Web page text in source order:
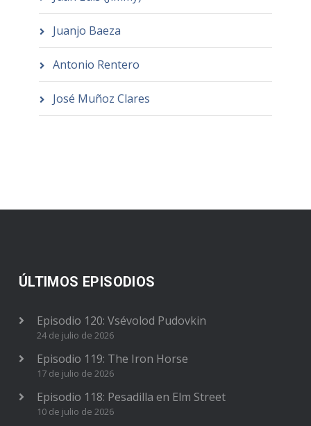
Juanjo Baeza
Antonio Rentero
José Muñoz Clares
ÚLTIMOS EPISODIOS
Episodio 120: Vsévolod Pudovkin
24 de julio de 2026
Episodio 119: The Iron Horse
17 de julio de 2026
Episodio 118: Pesadilla en Elm Street
10 de julio de 2026